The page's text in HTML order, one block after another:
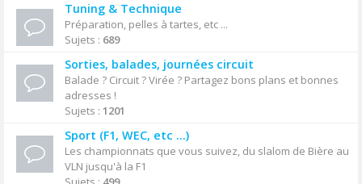
Tuning & Technique
Préparation, pelles à tartes, etc ...
Sujets : 689
Sorties, balades, journées circuit
Balade ? Circuit ? Virée ? Partagez bons plans et bonnes
adresses !
Sujets : 1201
Sport (F1, WEC, etc ...)
Les championnats que vous suivez, du slalom de Bière au
VLN jusqu'à la F1